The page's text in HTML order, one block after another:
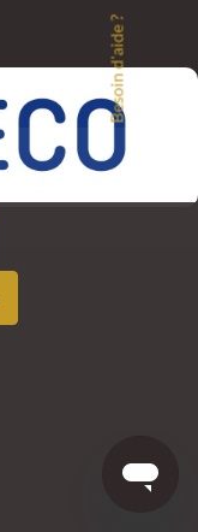
Besoin d'aide ?